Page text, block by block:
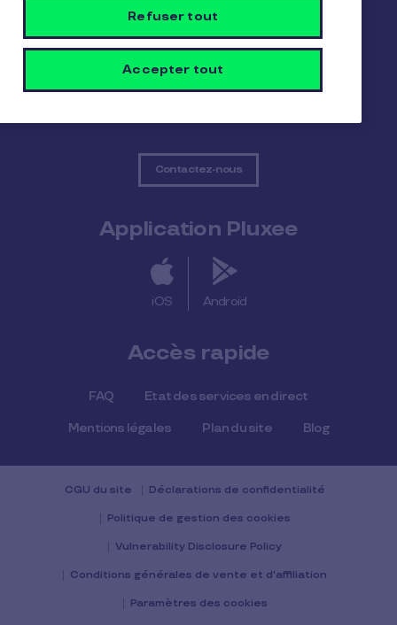
Le Groupe Pluxee Notre impact positif
Nous contacter
Contactez-nous
Application Pluxee
iOS Android
Accès rapide
FAQ Etat des services en direct
Mentions légales Plan du site Blog
CGU du site Déclarations de confidentialité
Politique de gestion des cookies
Vulnerability Disclosure Policy
Conditions générales de vente et d'affiliation
Paramètres des cookies
Refuser tout
Accepter tout